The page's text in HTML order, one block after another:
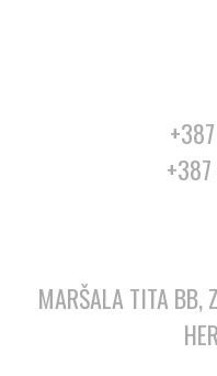
MARŠALA TITA BB,